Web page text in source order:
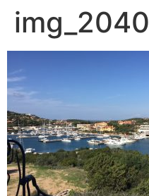
img_2040